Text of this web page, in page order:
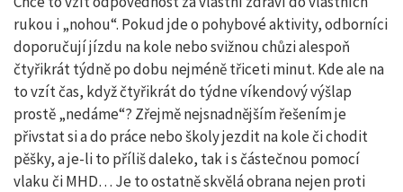
rukou i „nohou“. Pokud jde o pohybové aktivity, odborníci
doporučují jízdu na kole nebo svižnou chůzi alespoň
čtyřikrát týdně po dobu nejméně třiceti minut. Kde ale na
to vzít čas, když čtyřikrát do týdne víkendový výšlap
prostě „nedáme“? Zřejmě nejsnadnějším řešením je
přivstat si a do práce nebo školy jezdit na kole či chodit
pěšky, a je-li to příliš daleko, tak i s částečnou pomocí
vlaku či MHD… Je to ostatně skvělá obrana nejen proti